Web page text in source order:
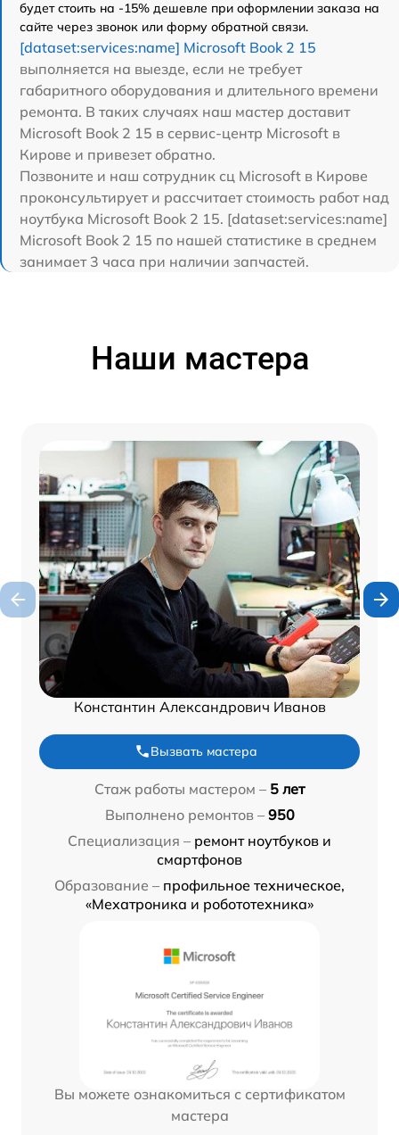
будет стоить на -15% дешевле при оформлении заказа на
сайте через звонок или форму обратной связи.
[dataset:services:name] Microsoft Book 2 15
выполняется на выезде, если не требует
габаритного оборудования и длительного времени
ремонта. В таких случаях наш мастер доставит
Microsoft Book 2 15 в сервис-центр Microsoft в
Кирове и привезет обратно.
Позвоните и наш сотрудник сц Microsoft в Кирове
проконсультирует и рассчитает стоимость работ над
ноутбука Microsoft Book 2 15. [dataset:services:name]
Microsoft Book 2 15 по нашей статистике в среднем
занимает 3 часа при наличии запчастей.
Наши мастера
Константин Александрович Иванов
Вызвать мастера
Стаж работы мастером – 5 лет
Выполнено ремонтов – 950
Специализация – ремонт ноутбуков и
смартфонов
Образование – профильное техническое,
«Мехатроника и робототехника»
Вы можете ознакомиться с сертификатом
мастера